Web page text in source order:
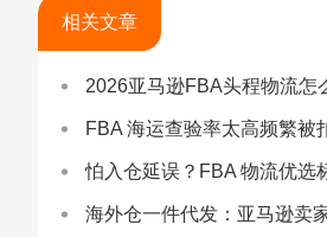
相关文章
2026亚马逊FBA头程物流怎么选不踩坑？SEND/FIST/SPN官方认证物流商，只有这家敢承诺“准达率
FBA 海运查验率太高频繁被扣货，如何选择低查验物流货
怕入仓延误？FBA 物流优选标准：自营仓 + 自有车队是核心硬
海外仓一件代发：亚马逊卖家合规履约与长效增长解决方